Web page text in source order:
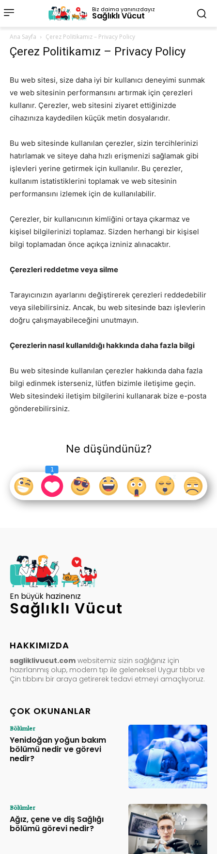
Biz daima yanınızdayız
Sağlıklı Vücut
Ana Sayfa Çerez Politikamız – Privacy Policy
Çerez Politikamız – Privacy Policy
Bu web sitesi, size daha iyi bir kullanıcı deneyimi sunmak
ve web sitesinin performansını artırmak için çerezleri
kullanır. Çerezler, web sitesini ziyaret ettiğinizde
cihazınıza kaydedilen küçük metin dosyalarıdır.
Bu web sitesinde kullanılan çerezler, sizin tercihlerinizi
hatırlamak ve siteye daha hızlı erişmenizi sağlamak gibi
işlevleri yerine getirmek için kullanılır. Bu çerezler,
kullanım istatistiklerini toplamak ve web sitesinin
performansını izlemek için de kullanılabilir.
Çerezler, bir kullanıcının kimliğini ortaya çıkarmaz ve
kişisel bilgilerinizi toplamaz. Sizden herhangi bir kişisel
bilgi toplamadan önce açıkça izniniz alınacaktır.
Çerezleri reddetme veya silme
Tarayıcınızın ayarlarını değiştirerek çerezleri reddedebilir
veya silebilirsiniz. Ancak, bu web sitesinde bazı işlevlerin
doğru çalışmayabileceğini unutmayın.
Çerezlerin nasıl kullanıldığı hakkında daha fazla bilgi
Bu web sitesinde kullanılan çerezler hakkında daha fazla
bilgi edinmek isterseniz, lütfen bizimle iletişime geçin.
Web sitesindeki iletişim bilgilerini kullanarak bize e-posta
gönderebilirsiniz.
Ne düşündünüz?
1
En büyük hazinenız
Sağlıklı Vücut
HAKKIMIZDA
sagliklivucut.com websitemiz sizin sağlığınız için
hazırlanmış olup, modern tıp ile geleneksel Uygur tıbbı ve
Çin tıbbını bir araya getirerek tedavi etmeyi amaçlıyoruz.
ÇOK OKUNANLAR
Bölümler
Yenidoğan yoğun bakım
bölümü nedir ve görevi
nedir?
Bölümler
Ağız, çene ve diş Sağlığı
bölümü görevi nedir?